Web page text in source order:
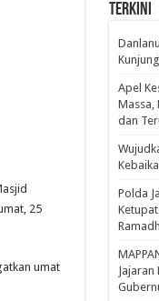
25
umat
Terkini
Apel
Massa,
dan
Polda
Jajaran